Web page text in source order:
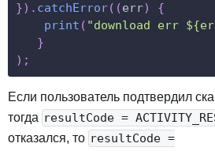
}) . catchError( (err)
{
print ( "download err
}
) ;
Если пользователь подтвердил
тогда resultCode =
отказался, то resultCode =